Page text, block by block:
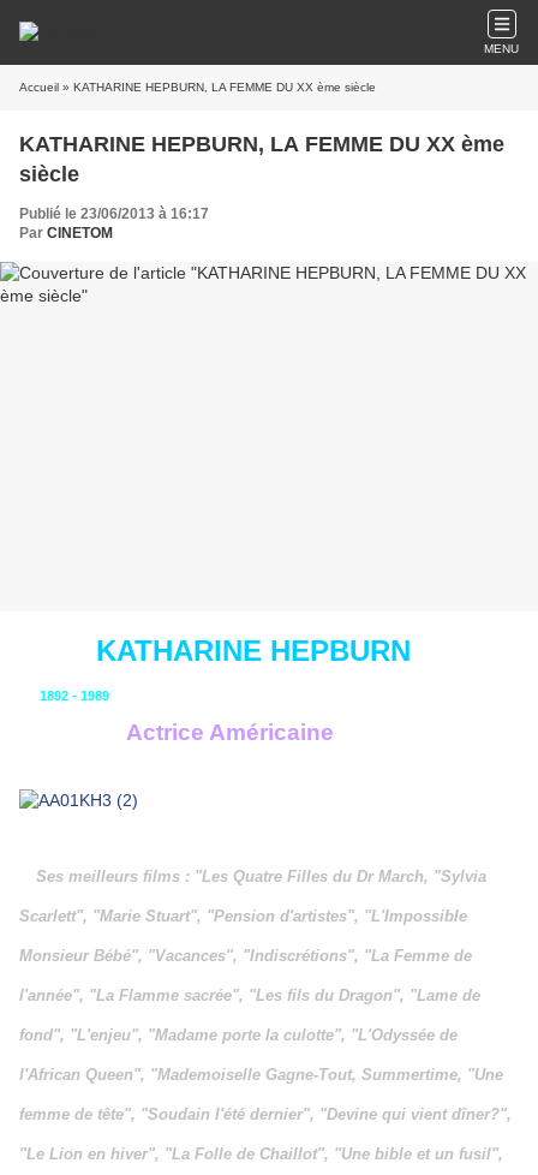
MENU
Accueil » KATHARINE HEPBURN, LA FEMME DU XX ème siècle
KATHARINE HEPBURN, LA FEMME DU XX ème
siècle
Publié le 23/06/2013 à 16:17
Par CINETOM
KATHARINE HEPBURN
1892 - 1989
Actrice Américaine
Ses meilleurs films : "Les Quatre Filles du Dr March, "Sylvia
Scarlett", "Marie Stuart", "Pension d'artistes", "L'Impossible
Monsieur Bébé", "Vacances", "Indiscrétions", "La Femme de
l'année", "La Flamme sacrée", "Les fils du Dragon", "Lame de
fond", "L'enjeu", "Madame porte la culotte", "L'Odyssée de
l'African Queen", "Mademoiselle Gagne-Tout, Summertime, "Une
femme de tête", "Soudain l'été dernier", "Devine qui vient dîner?",
"Le Lion en hiver", "La Folle de Chaillot", "Une bible et un fusil",